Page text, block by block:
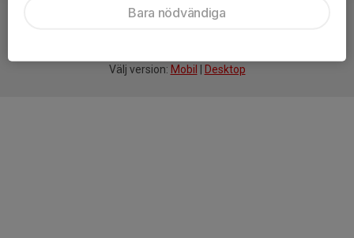
Välj version: Mobil Desktop
Bara nödvändiga